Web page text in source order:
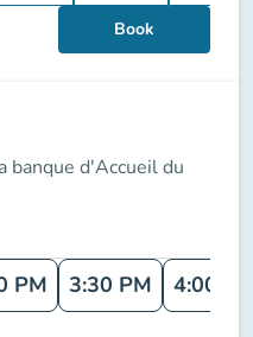
Book
banque d'Accueil du
PM 3:30 PM 4:00